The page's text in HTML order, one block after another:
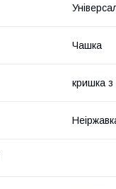
Чашка
кришка з